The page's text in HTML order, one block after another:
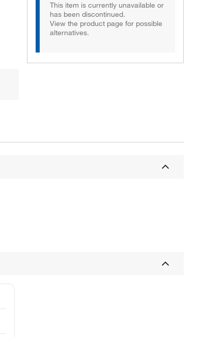
This item is currently unavailable or
has been discontinued.
View the product page for possible
alternatives.